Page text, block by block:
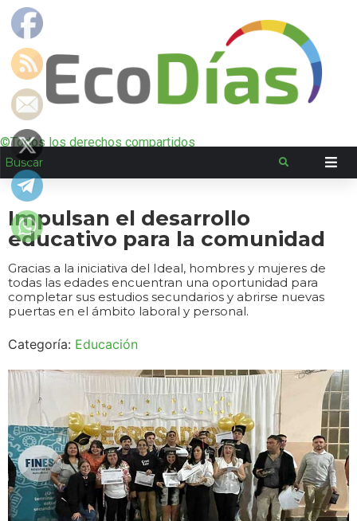
©Todos los derechos compartidos
Impulsan el desarrollo
educativo para la comunidad
Gracias a la iniciativa del Ideal, hombres y mujeres de
todas las edades encuentran una oportunidad para
completar sus estudios secundarios y abrirse nuevas
puertas en el ámbito laboral y personal.
Categoría: Educación